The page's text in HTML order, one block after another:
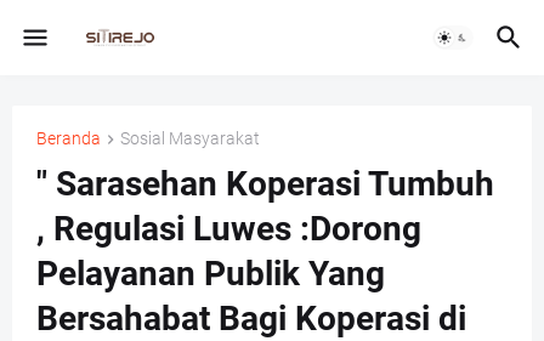
Beranda Sosial Masyarakat
" Sarasehan Koperasi Tumbuh
, Regulasi Luwes :Dorong
Pelayanan Publik Yang
Bersahabat Bagi Koperasi di